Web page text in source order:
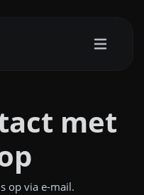
met
op via e-mail.